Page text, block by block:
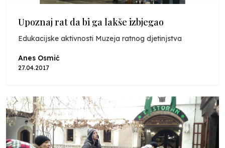
Upoznaj rat da bi ga lakše izbjegao
Edukacijske aktivnosti Muzeja ratnog djetinjstva
Anes Osmić
27.04.2017